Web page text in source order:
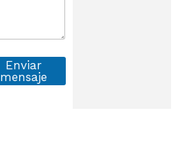
Enviar
mensaje